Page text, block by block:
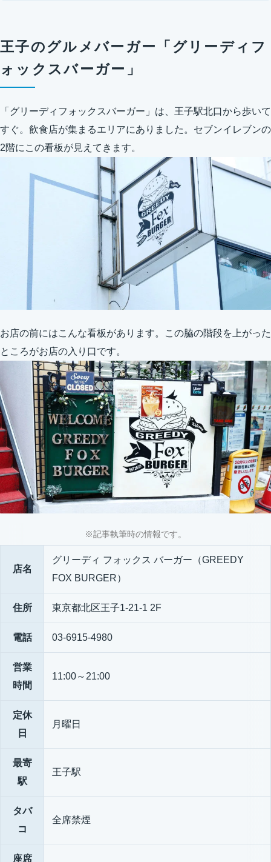
王子のグルメバーガー「グリーディフ
ォックスバーガー」
「グリーディフォックスバーガー」は、王子駅北口から歩いて
すぐ。飲食店が集まるエリアにありました。セブンイレブンの
2階にこの看板が見えてきます。
お店の前にはこんな看板があります。この脇の階段を上がった
ところがお店の入り口です。
※記事執筆時の情報です。
店名
グリーディ フォックス バーガー（GREEDY
FOX BURGER）
住所 東京都北区王子1-21-1 2F
電話 03-6915-4980
営業
時間
11:00～21:00
定休
日
月曜日
最寄
駅
王子駅
タバ
コ
全席禁煙
座席